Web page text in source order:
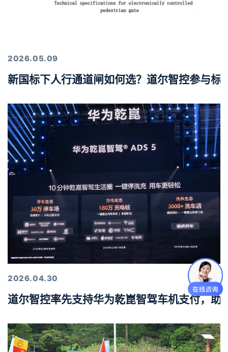
2026.05.09
新国标下人行通道闸如何选？道尔智控参与标
2026.04.30
道尔智控率先支持华为乾崑智驾车机支付，助